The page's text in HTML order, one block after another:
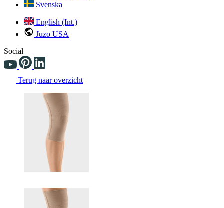
Svenska
English (Int.)
Juzo USA
Social
Terug naar overzicht